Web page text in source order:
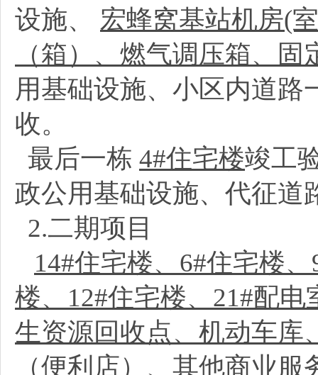
设施、 宏蜂窝基站机房(
（箱）、燃气调压箱、
用基础设施、小区内道路
收。
最后一栋 4#住宅楼竣工
政公用基础设施、代征道
2.二期项目
14#住宅楼、6#住宅楼
楼、12#住宅楼、21#配
生资源回收点、机动车库
（便利店）、其他商业